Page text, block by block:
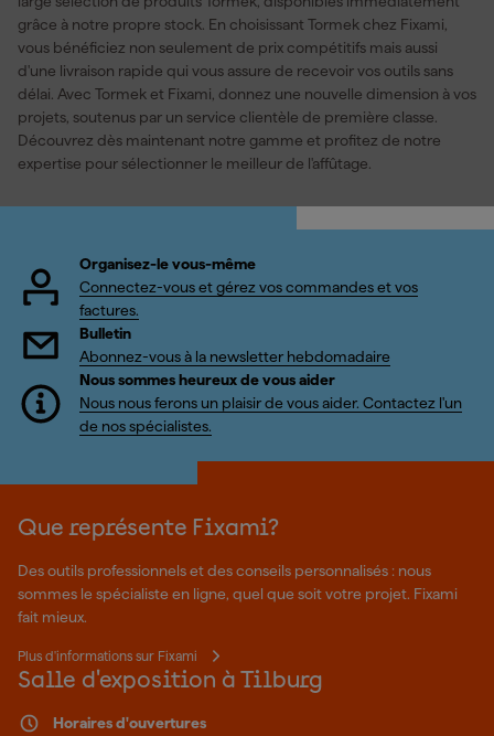
grâce à notre propre stock. En choisissant Tormek chez Fixami,
vous bénéficiez non seulement de prix compétitifs mais aussi
d'une livraison rapide qui vous assure de recevoir vos outils sans
délai. Avec Tormek et Fixami, donnez une nouvelle dimension à vos
projets, soutenus par un service clientèle de première classe.
Découvrez dès maintenant notre gamme et profitez de notre
expertise pour sélectionner le meilleur de l'affûtage.
Organisez-le vous-même
Connectez-vous et gérez vos commandes et vos
factures.
Bulletin
Abonnez-vous à la newsletter hebdomadaire
Nous sommes heureux de vous aider
Nous nous ferons un plaisir de vous aider. Contactez l'un
de nos spécialistes.
Que représente Fixami?
Des outils professionnels et des conseils personnalisés : nous
sommes le spécialiste en ligne, quel que soit votre projet. Fixami
fait mieux.
Plus d'informations sur Fixami
Salle d'exposition à Tilburg
Horaires d'ouvertures